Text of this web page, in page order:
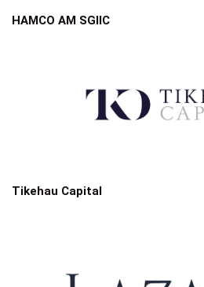
HAMCO AM SGIIC
Tikehau Capital